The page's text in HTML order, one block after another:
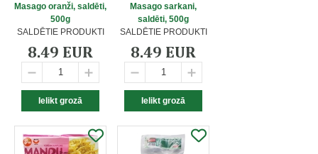
Masago oranži, saldēti,
500g
SALDĒTIE PRODUKTI
8.49 EUR
Masago sarkani,
saldēti, 500g
SALDĒTIE PRODUKTI
8.49 EUR